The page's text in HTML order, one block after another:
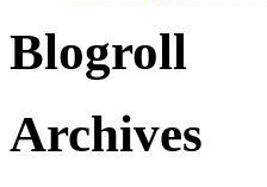
Blogroll
Archives